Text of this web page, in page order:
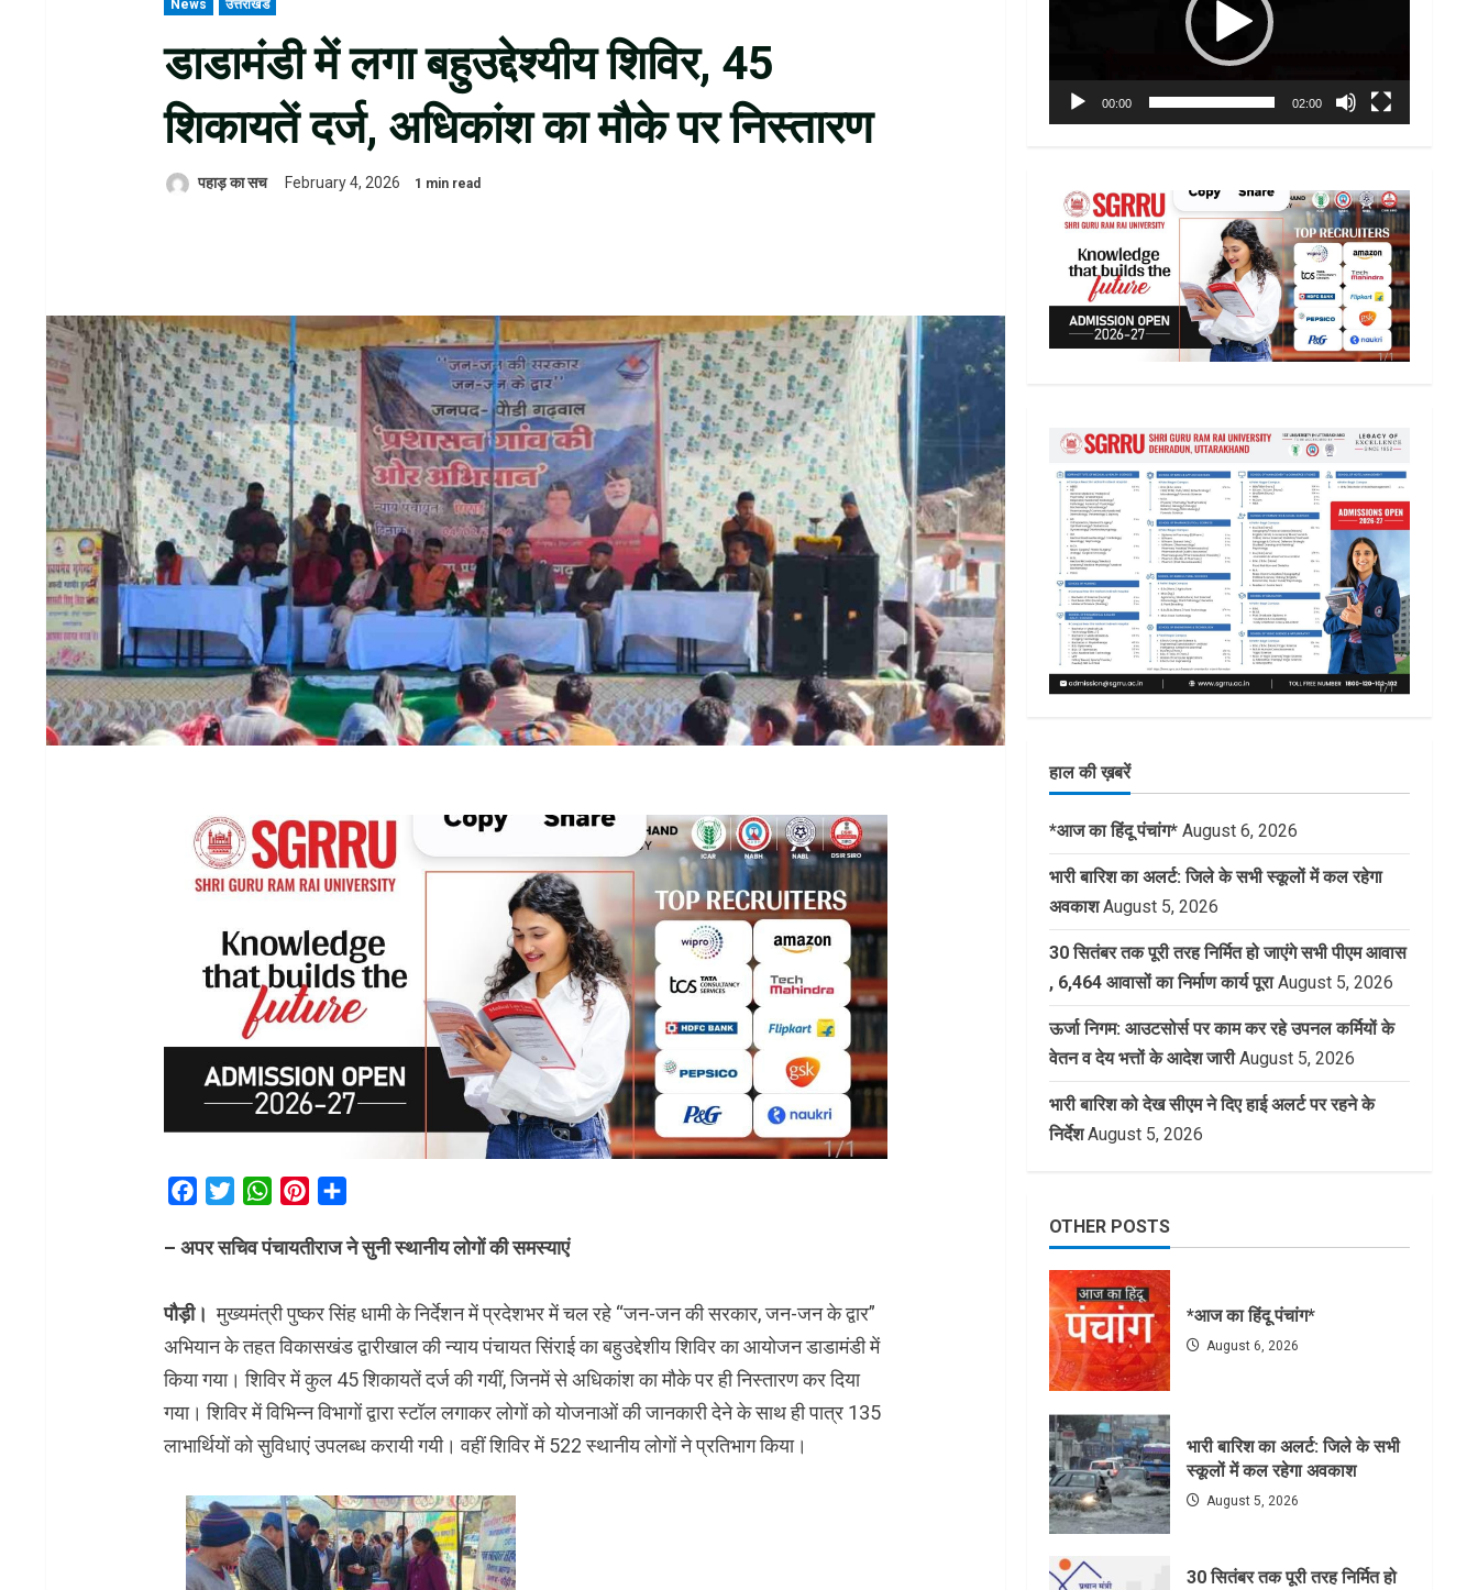
News उत्तराखंड
डाडामंडी में लगा बहुउद्देश्यीय शिविर, 45
शिकायतें दर्ज, अधिकांश का मौके पर निस्तारण
पहाड़ का सच February 4, 2026 1 min read
Facebook
TwitterWhatsAppPinterest
– अपर सचिव पंचायतीराज ने सुनी स्थानीय लोगों की समस्याएं
पौड़ी।मुख्यमंत्री पुष्कर सिंह धामी के निर्देशन में प्रदेशभर में चल रहे “जन-जन की सरकार, जन-जन के द्वार”
अभियान के तहत विकासखंड द्वारीखाल की न्याय पंचायत सिंराई का बहुउद्देशीय शिविर का आयोजन डाडामंडी में
किया गया। शिविर में कुल 45 शिकायतें दर्ज की गयीं, जिनमें से अधिकांश का मौके पर ही निस्तारण कर दिया
गया। शिविर में विभिन्न विभागों द्वारा स्टॉल लगाकर लोगों को योजनाओं की जानकारी देने के साथ ही पात्र 135
लाभार्थियों को सुविधाएं उपलब्ध करायी गयी। वहीं शिविर में 522 स्थानीय लोगों ने प्रतिभाग किया।
00:00 02:00
हाल की ख़बरें
*आज का हिंदू पंचांग* August 6, 2026
भारी बारिश का अलर्ट: जिले के सभी स्कूलों में कल रहेगा
अवकाश August 5, 2026
30 सितंबर तक पूरी तरह निर्मित हो जाएंगे सभी पीएम आवास
, 6,464 आवासों का निर्माण कार्य पूरा August 5, 2026
ऊर्जा निगम: आउटसोर्स पर काम कर रहे उपनल कर्मियों के
वेतन व देय भत्तों के आदेश जारी August 5, 2026
भारी बारिश को देख सीएम ने दिए हाई अलर्ट पर रहने के
निर्देश August 5, 2026
OTHER POSTS
*आज का हिंदू पंचांग*
August 6, 2026
भारी बारिश का अलर्ट: जिले के सभी
स्कूलों में कल रहेगा अवकाश
August 5, 2026
30 सितंबर तक पूरी तरह निर्मित हो